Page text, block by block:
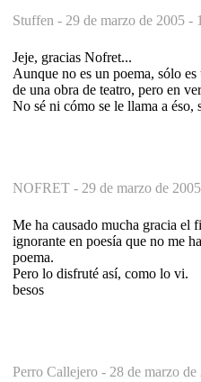
Stuffen - 29 de marzo de 2005 -
Jeje, gracias Nofret...
Aunque no es un poema, sólo
de una obra de teatro, pero en
No sé ni cómo se le llama a éso,
NOFRET - 29 de marzo de
Me ha causado mucha gracia el
ignorante en poesía que no me
poema.
Pero lo disfruté así, como lo vi.
besos
Perro Callejero - 28 de marzo